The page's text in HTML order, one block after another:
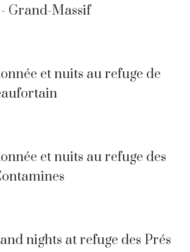
Grand-Massif
et nuits au refuge de
et nuits au refuge des
nights at refuge des Prés